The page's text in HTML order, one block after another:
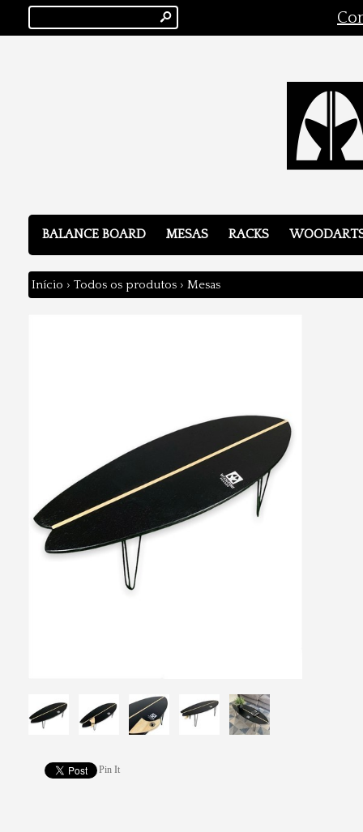
s
BALANCE BOARD MESAS RACKS
Início › Todos os produtos › Mesas
Pin It